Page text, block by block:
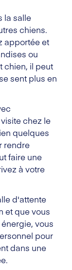
la salle
chiens.
apportée et
ou
chien, il peut
sent plus en
chez le
quelques
rendre
faire une
à votre
d'attente
et que vous
vous
pour
dans une